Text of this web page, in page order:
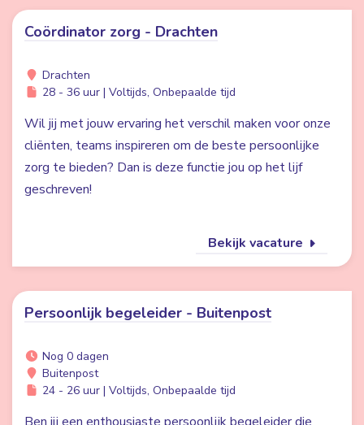
Coördinator zorg - Drachten
Drachten
28 - 36 uur | Voltijds, Onbepaalde tijd
Wil jij met jouw ervaring het verschil maken voor onze
cliënten, teams inspireren om de beste persoonlijke
zorg te bieden? Dan is deze functie jou op het lijf
geschreven!
Bekijk vacature
Persoonlijk begeleider - Buitenpost
Nog 0 dagen
Buitenpost
24 - 26 uur | Voltijds, Onbepaalde tijd